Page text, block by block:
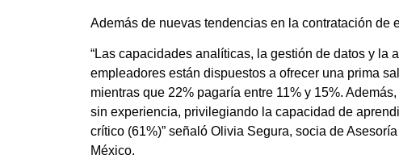
Además de nuevas tendencias en la contratación de
“Las capacidades analíticas, la gestión de datos y la
empleadores están dispuestos a ofrecer una prima
mientras que 22% pagaría entre 11% y 15%.
sin experiencia, privilegiando la capacidad de
crítico (61%)” señaló Olivia Segura, socia de
México.